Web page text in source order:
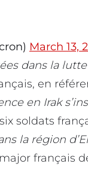
March 13,
dans la
en
en Irak
soldats
la région
français